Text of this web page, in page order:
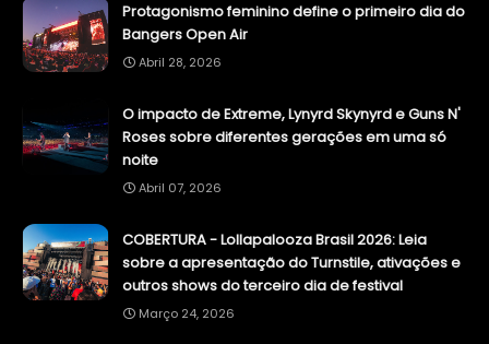
Protagonismo feminino define o primeiro dia do
Bangers Open Air
Abril 28, 2026
O impacto de Extreme, Lynyrd Skynyrd e Guns N'
Roses sobre diferentes gerações em uma só
noite
Abril 07, 2026
COBERTURA - Lollapalooza Brasil 2026: Leia
sobre a apresentação do Turnstile, ativações e
outros shows do terceiro dia de festival
Março 24, 2026